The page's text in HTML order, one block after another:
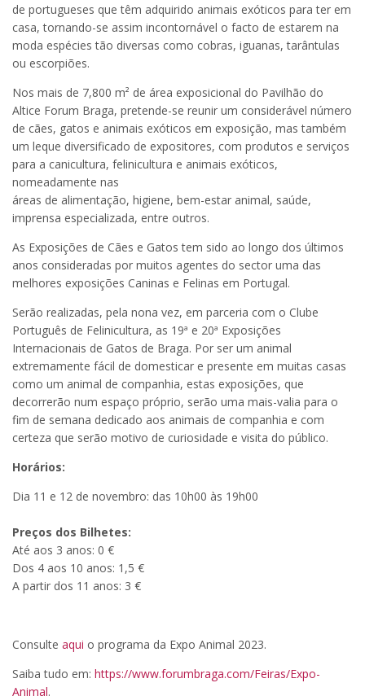
de portugueses que têm adquirido animais exóticos para ter em
casa, tornando-se assim incontornável o facto de estarem na
moda espécies tão diversas como cobras, iguanas, tarântulas
ou escorpiões.
Nos mais de 7,800 m² de área exposicional do Pavilhão do
Altice Forum Braga, pretende-se reunir um considerável número
de cães, gatos e animais exóticos em exposição, mas também
um leque diversificado de expositores, com produtos e serviços
para a canicultura, felinicultura e animais exóticos,
nomeadamente nas
áreas de alimentação, higiene, bem-estar animal, saúde,
imprensa especializada, entre outros.
As Exposições de Cães e Gatos tem sido ao longo dos últimos
anos consideradas por muitos agentes do sector uma das
melhores exposições Caninas e Felinas em Portugal.
Serão realizadas, pela nona vez, em parceria com o Clube
Português de Felinicultura, as 19ª e 20ª Exposições
Internacionais de Gatos de Braga. Por ser um animal
extremamente fácil de domesticar e presente em muitas casas
como um animal de companhia, estas exposições, que
decorrerão num espaço próprio, serão uma mais-valia para o
fim de semana dedicado aos animais de companhia e com
certeza que serão motivo de curiosidade e visita do público.
Horários:
Dia 11 e 12 de novembro: das 10h00 às 19h00
Preços dos Bilhetes:
Até aos 3 anos: 0 €
Dos 4 aos 10 anos: 1,5 €
A partir dos 11 anos: 3 €
Consulte aqui o programa da Expo Animal 2023.
Saiba tudo em: https://www.forumbraga.com/Feiras/Expo-
Animal.